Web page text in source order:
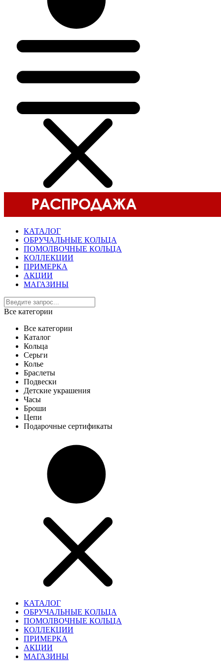
КАТАЛОГ
ОБРУЧАЛЬНЫЕ КОЛЬЦА
ПОМОЛВОЧНЫЕ КОЛЬЦА
КОЛЛЕКЦИИ
ПРИМЕРКА
АКЦИИ
МАГАЗИНЫ
Все категории
Все категории
Каталог
Кольца
Серьги
Колье
Браслеты
Подвески
Детские украшения
Часы
Броши
Цепи
Подарочные сертификаты
КАТАЛОГ
ОБРУЧАЛЬНЫЕ КОЛЬЦА
ПОМОЛВОЧНЫЕ КОЛЬЦА
КОЛЛЕКЦИИ
ПРИМЕРКА
АКЦИИ
МАГАЗИНЫ